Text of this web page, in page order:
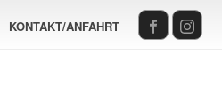
KONTAKT/ANFAHRT